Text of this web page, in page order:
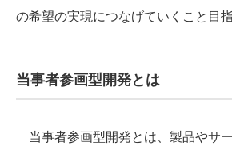
の希望の実現につなげていくこと目
当事者参画型開発とは
当事者参画型開発とは、製品やサ